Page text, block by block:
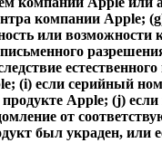
компании Apple;
или возможности
(i) если серийный
Apple; (j)
от
был украден, или